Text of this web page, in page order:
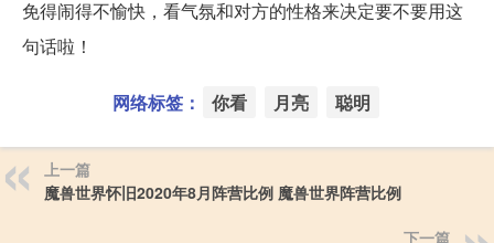
免得闹得不愉快，看气氛和对方的性格来决定要不要用这
句话啦！
网络标签： 你看 月亮 聪明
上一篇
魔兽世界怀旧2020年8月阵营比例 魔兽世界阵营比例
下一篇